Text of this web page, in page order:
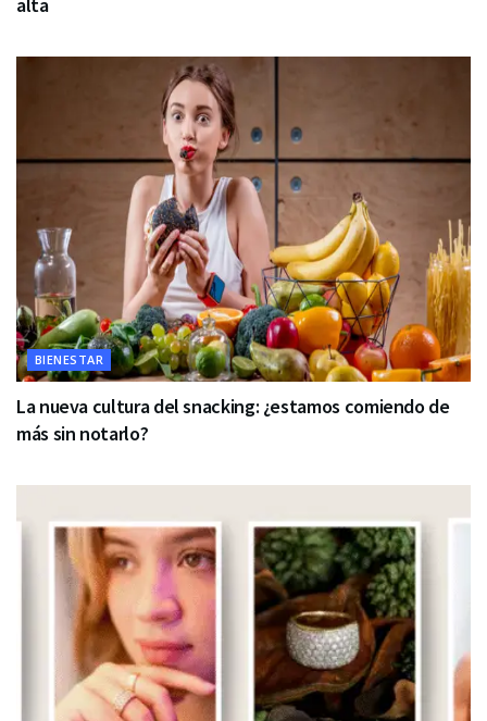
alta
BIENESTAR
La nueva cultura del snacking: ¿estamos comiendo de
más sin notarlo?